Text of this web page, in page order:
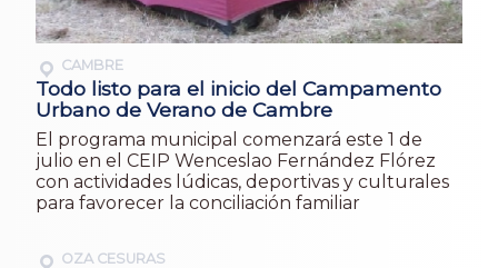
CAMBRE
Todo listo para el inicio del Campamento
Urbano de Verano de Cambre
El programa municipal comenzará este 1 de
julio en el CEIP Wenceslao Fernández Flórez
con actividades lúdicas, deportivas y culturales
para favorecer la conciliación familiar
OZA CESURAS